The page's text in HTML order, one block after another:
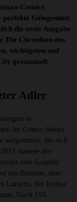
Comics
perfekte Gelegenheit
die erste Ausgabe
Die Chroniken des
wichtigsten und
gesammelt
Adler
in
Im Comic-Sektor
aufgetreten, die sich
startete der
eine Graphic
um Batman, aber
Lantern, der Justice
Nach 150